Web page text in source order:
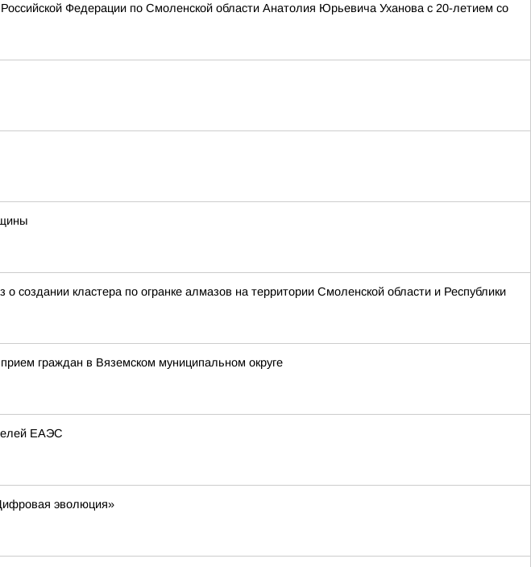
Федерации по Смоленской области Анатолия Юрьевича Уханова с 20-летием со
кластера по огранке алмазов на территории Смоленской области и Республики
граждан в Вяземском муниципальном округе
ЕАЭС
эволюция»